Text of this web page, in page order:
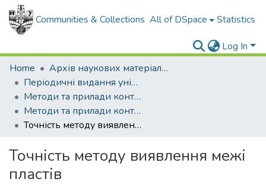
Communities & Collections All of DSpace Statistics
Log In
Home
Архів наукових матеріалів
Періодичні видання університету
Методи та прилади контролю якості
Методи та прилади контролю якості - 2002 - №8
Точність методу виявлення межі пластів
Точність методу виявлення межі
пластів